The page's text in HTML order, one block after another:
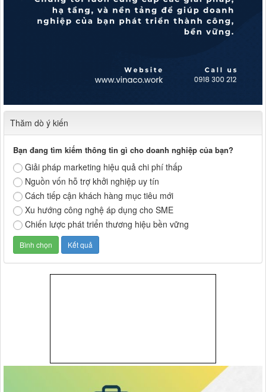
Thăm dò ý kiến
Bạn đang tìm kiếm thông tin gì cho doanh nghiệp của bạn?
Giải pháp marketing hiệu quả chi phí thấp
Nguồn vốn hỗ trợ khởi nghiệp uy tín
Cách tiếp cận khách hàng mục tiêu mới
Xu hướng công nghệ áp dụng cho SME
Chiến lược phát triển thương hiệu bền vững